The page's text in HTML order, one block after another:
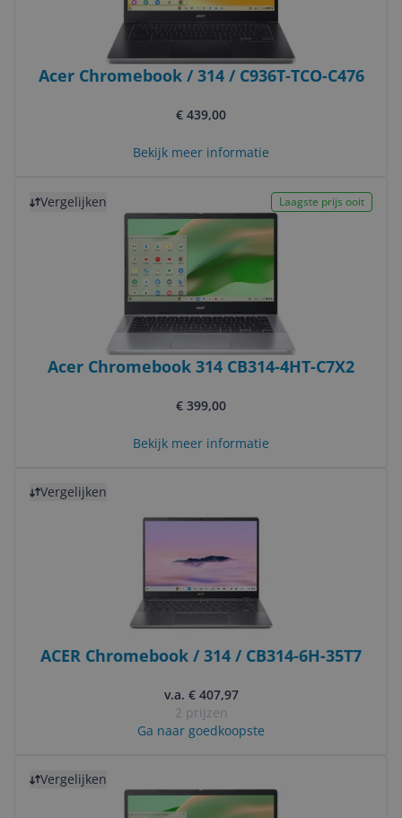
Acer Chromebook / 314 / C936T-TCO-C476
€ 439,00
Bekijk meer informatie
Vergelijken Laagste prijs ooit
Acer Chromebook 314 CB314-4HT-C7X2
€ 399,00
Bekijk meer informatie
Vergelijken
ACER Chromebook / 314 / CB314-6H-35T7
v.a. € 407,97
2 prijzen
Ga naar goedkoopste
Vergelijken